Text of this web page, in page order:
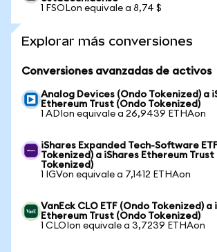
1 FSOLon equivale a 8,74 $
Explorar más conversiones
Conversiones avanzadas de activos
Analog Devices (Ondo Tokenized) a
Ethereum Trust (Ondo Tokenized)
1 ADIon equivale a 26,9439 ETHAon
iShares Expanded Tech-Software
Tokenized) a iShares Ethereum Trust
Tokenized)
1 IGVon equivale a 7,1412 ETHAon
VanEck CLO ETF (Ondo Tokenized) a
Ethereum Trust (Ondo Tokenized)
1 CLOIon equivale a 3,7239 ETHAon